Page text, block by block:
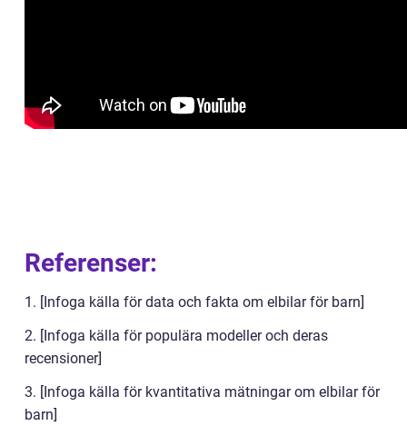
Referenser:
1. [Infoga källa för data och fakta om elbilar för barn]
2. [Infoga källa för populära modeller och deras
recensioner]
3. [Infoga källa för kvantitativa mätningar om elbilar för
barn]